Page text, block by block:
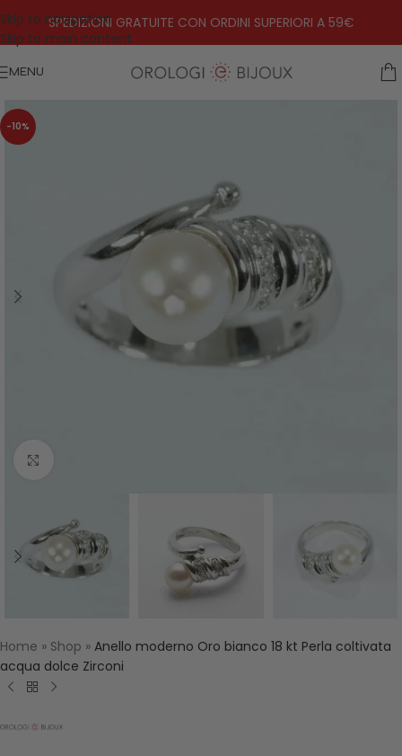
Skip to navigation
Skip to main content
SPEDIZIONI GRATUITE CON ORDINI SUPERIORI A 59€
MENU
-10%
Home » Shop » Anello moderno Oro bianco 18 kt Perla coltivata
acqua dolce Zirconi